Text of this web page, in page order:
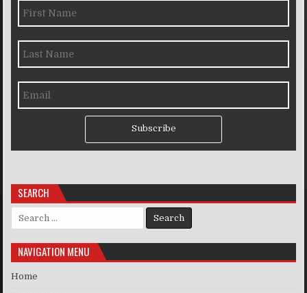
Subscribe
SEARCH
Search for:
NAVIGATION MENU
Home